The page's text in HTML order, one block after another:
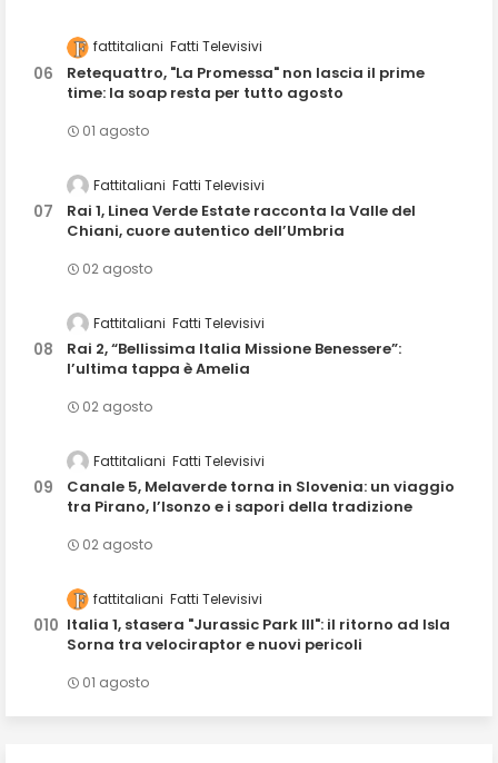
fattitaliani Fatti Televisivi
Retequattro, "La Promessa" non lascia il prime
time: la soap resta per tutto agosto
01 agosto
Fattitaliani Fatti Televisivi
Rai 1, Linea Verde Estate racconta la Valle del
Chiani, cuore autentico dell’Umbria
02 agosto
Fattitaliani Fatti Televisivi
Rai 2, “Bellissima Italia Missione Benessere”:
l’ultima tappa è Amelia
02 agosto
Fattitaliani Fatti Televisivi
Canale 5, Melaverde torna in Slovenia: un viaggio
tra Pirano, l’Isonzo e i sapori della tradizione
02 agosto
fattitaliani Fatti Televisivi
Italia 1, stasera "Jurassic Park III": il ritorno ad Isla
Sorna tra velociraptor e nuovi pericoli
01 agosto